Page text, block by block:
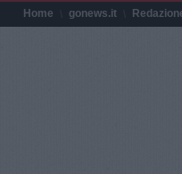
Home gonews.it